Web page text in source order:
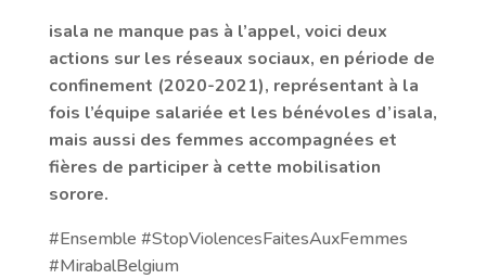
isala ne manque pas à l’appel, voici deux
actions sur les réseaux sociaux, en période de
confinement (2020-2021), représentant à la
fois l’équipe salariée et les bénévoles d’isala,
mais aussi des femmes accompagnées et
fières de participer à cette mobilisation
sorore.
#Ensemble #StopViolencesFaitesAuxFemmes
#MirabalBelgium